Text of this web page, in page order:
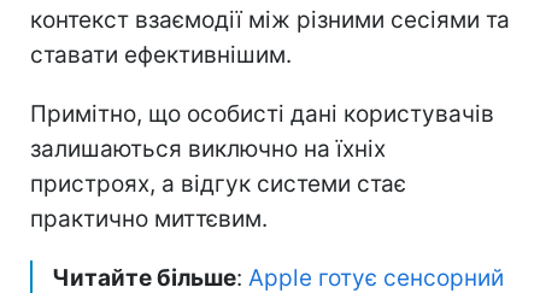
контекст взаємодії між різними сесіями та
ставати ефективнішим.
Примітно, що особисті дані користувачів
залишаються виключно на їхніх
пристроях, а відгук системи стає
практично миттєвим.
Читайте більше: Apple готує сенсорний